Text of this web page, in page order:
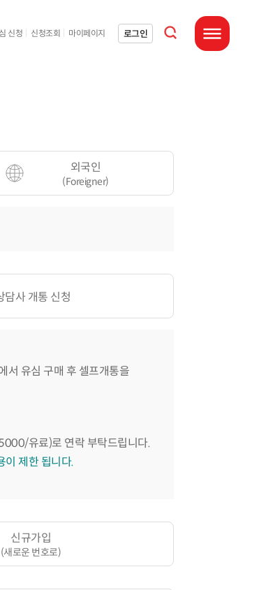
신청 신청조회 마이페이지 로그인
통합검색 열기
전체메뉴 열기
외국인
(Foreigner)
담사 개통 신청
서 유심 구매 후 셀프개통을
유료)로 연락 부탁드립니다.
이 제한 됩니다.
신규가입
(새로운 번호로)